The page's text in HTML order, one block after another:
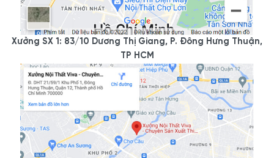
Xưởng SX 1: 83/10 Dương Thị Giang, P. Đông Hưng Thuận,
TP HCM